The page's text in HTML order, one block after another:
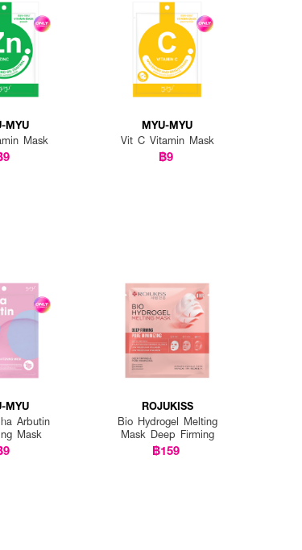
MYU
Mask
9
MYU-MYU
Vit C Vitamin Mask
฿9
MYU
Arbutin
Mask
9
ROJUKISS
Bio Hydrogel Melting
Mask Deep Firming
฿159